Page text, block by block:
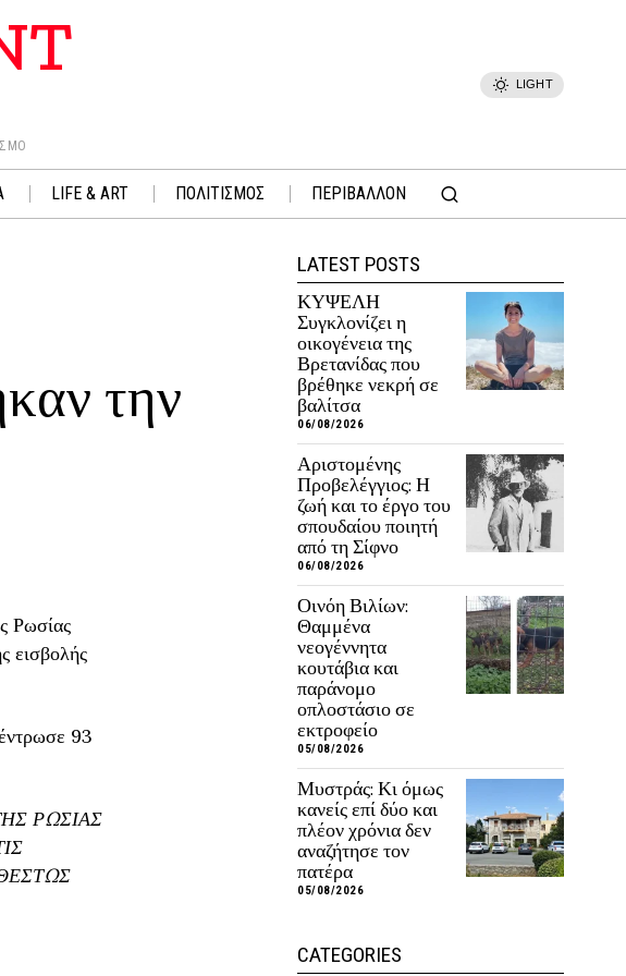
LIGHT
LIFE & ART ΠΟΛΙΤΙΣΜΟΣ ΠΕΡΙΒΑΛΛΟΝ
την
Ρωσίας
εισβολής
93
ΡΩΣΙΑΣ
LATEST POSTS
ΚΥΨΕΛΗ
Συγκλονίζει η
οικογένεια της
Βρετανίδας που
βρέθηκε νεκρή σε
βαλίτσα
06/08/2026
Αριστομένης
Προβελέγγιος: Η
ζωή και το έργο του
σπουδαίου ποιητή
από τη Σίφνο
06/08/2026
Οινόη Βιλίων:
Θαμμένα
νεογέννητα
κουτάβια και
παράνομο
οπλοστάσιο σε
εκτροφείο
05/08/2026
Μυστράς: Κι όμως
κανείς επί δύο και
πλέον χρόνια δεν
αναζήτησε τον
πατέρα
05/08/2026
CATEGORIES